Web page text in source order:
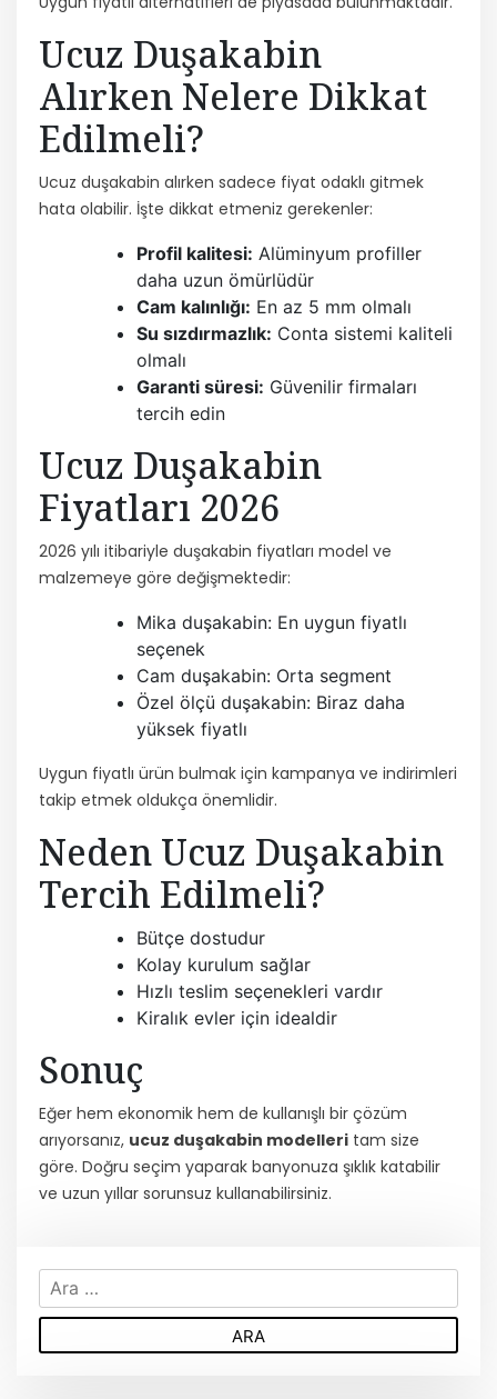
Ucuz Duşakabin
Alırken Nelere Dikkat
Edilmeli?
Ucuz duşakabin alırken sadece fiyat odaklı gitmek
hata olabilir. İşte dikkat etmeniz gerekenler:
Profil kalitesi: Alüminyum profiller
daha uzun ömürlüdür
Cam kalınlığı: En az 5 mm olmalı
Su sızdırmazlık: Conta sistemi kaliteli
olmalı
Garanti süresi: Güvenilir firmaları
tercih edin
Ucuz Duşakabin
Fiyatları 2026
2026 yılı itibariyle duşakabin fiyatları model ve
malzemeye göre değişmektedir:
Mika duşakabin: En uygun fiyatlı
seçenek
Cam duşakabin: Orta segment
Özel ölçü duşakabin: Biraz daha
yüksek fiyatlı
Uygun fiyatlı ürün bulmak için kampanya ve indirimleri
takip etmek oldukça önemlidir.
Neden Ucuz Duşakabin
Tercih Edilmeli?
Bütçe dostudur
Kolay kurulum sağlar
Hızlı teslim seçenekleri vardır
Kiralık evler için idealdir
Sonuç
Eğer hem ekonomik hem de kullanışlı bir çözüm
arıyorsanız, ucuz duşakabin modelleri tam size
göre. Doğru seçim yaparak banyonuza şıklık katabilir
ve uzun yıllar sorunsuz kullanabilirsiniz.
r
m